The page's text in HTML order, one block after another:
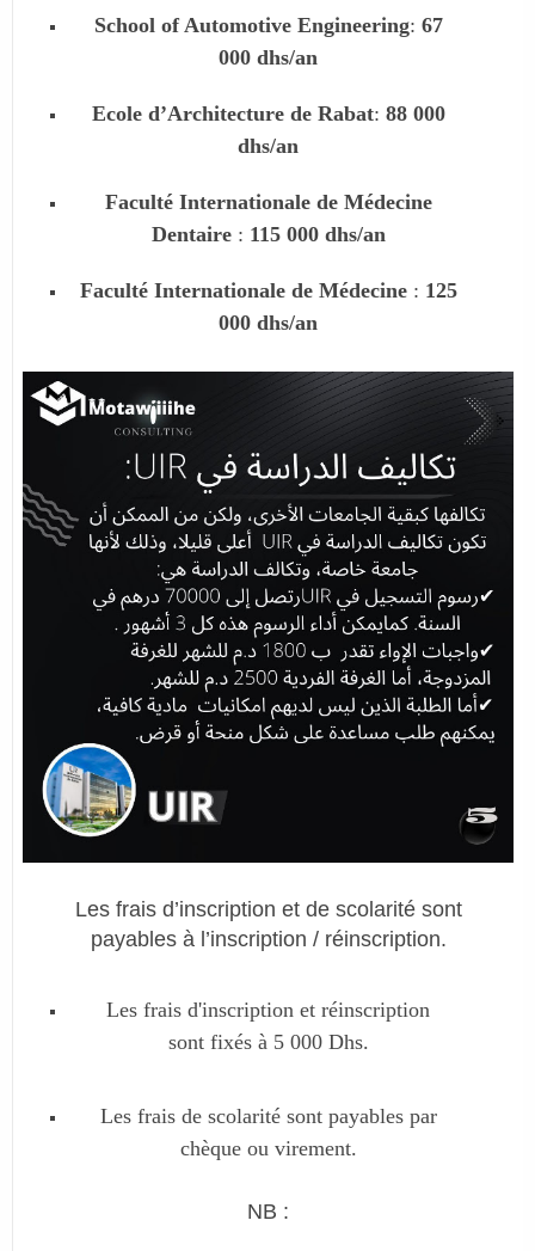
School of Automotive Engineering: 67
000 dhs/an
Ecole d’Architecture de Rabat: 88 000
dhs/an
Faculté Internationale de Médecine
Dentaire: 115 000 dhs/an
Faculté Internationale de Médecine: 125
000 dhs/an
Les frais d’inscription et de scolarité sont
payables à l’inscription / réinscription.
Les frais d'inscription et réinscription
sont fixés à 5 000 Dhs.
Les frais de scolarité sont payables par
chèque ou virement.
NB :